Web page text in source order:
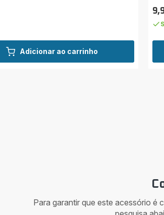
Adicionar ao carrinho
Para garantir que este acessório é